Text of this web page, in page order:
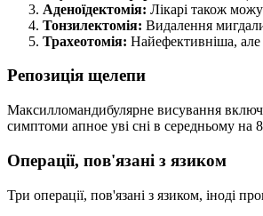
Аденоїдектомія: Лікарі також
Тонзилектомія: Видалення
Трахеотомія: Найефективніша,
Репозиція щелепи
Максилломандибулярне висування
симптоми апное уві сні в середньому на
Операції, пов'язані з язиком
Три операції, пов'язані з язиком, іноді